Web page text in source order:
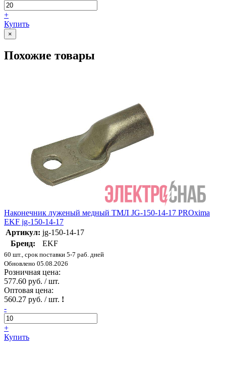
+
Купить
×
Похожие товары
Наконечник луженый медный ТМЛ JG-150-14-17 PROxima
EKF jg-150-14-17
Артикул: jg-150-14-17
Бренд:
EKF
60 шт., срок поставки 5-7 раб. дней
Обновлено 05.08.2026
Розничная цена:
577.60 руб. / шт.
Оптовая цена:
560.27 руб. / шт. !
-
+
Купить